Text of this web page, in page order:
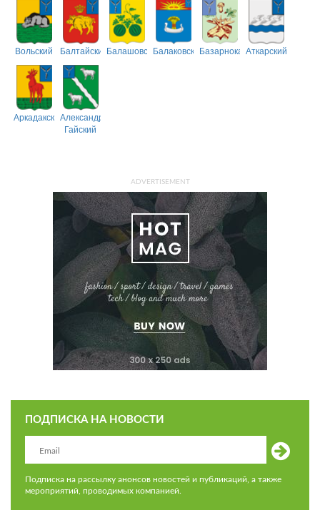
Вольский БалтайскийБалашовскийБалаковскийБазарнокарабулакский
Аткарский
АркадакскийАлександрово-
Гайский
ADVERTISEMENT
ПОДПИСКА НА НОВОСТИ
Подписка на рассылку анонсов новостей и публикаций, а также
мероприятий, проводимых компанией.